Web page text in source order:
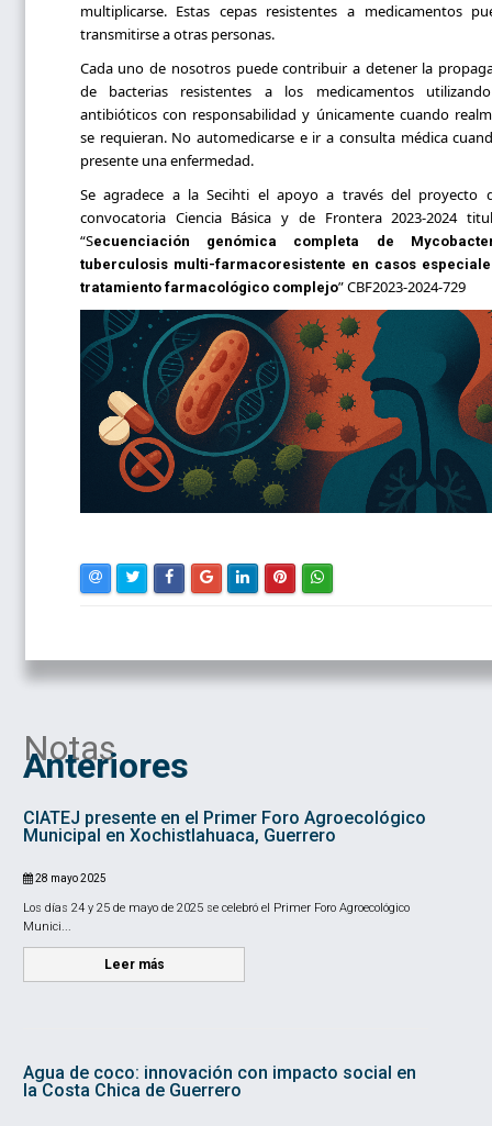
multiplicarse. Estas cepas resistentes a medicamentos
transmitirse a otras personas.
Cada uno de nosotros puede contribuir a detener la
de bacterias resistentes a los medicamentos
antibióticos con responsabilidad y únicamente cuando
se requieran. No automedicarse e ir a consulta médica
presente una enfermedad.
Se agradece a la Secihti el apoyo a través del proyecto
convocatoria Ciencia Básica y de Frontera 2023-2024
“Secuenciación genómica completa de
tuberculosis multi-farmacoresistente en casos
tratamiento farmacológico complejo” CBF2023-2024-729
Notas
Anteriores
CIATEJ presente en el Primer Foro Agroecológico
Municipal en Xochistlahuaca, Guerrero
28 mayo 2025
Los días 24 y 25 de mayo de 2025 se celebró el Primer Foro Agroecológico
Munici...
Leer más
Agua de coco: innovación con impacto social en
la Costa Chica de Guerrero